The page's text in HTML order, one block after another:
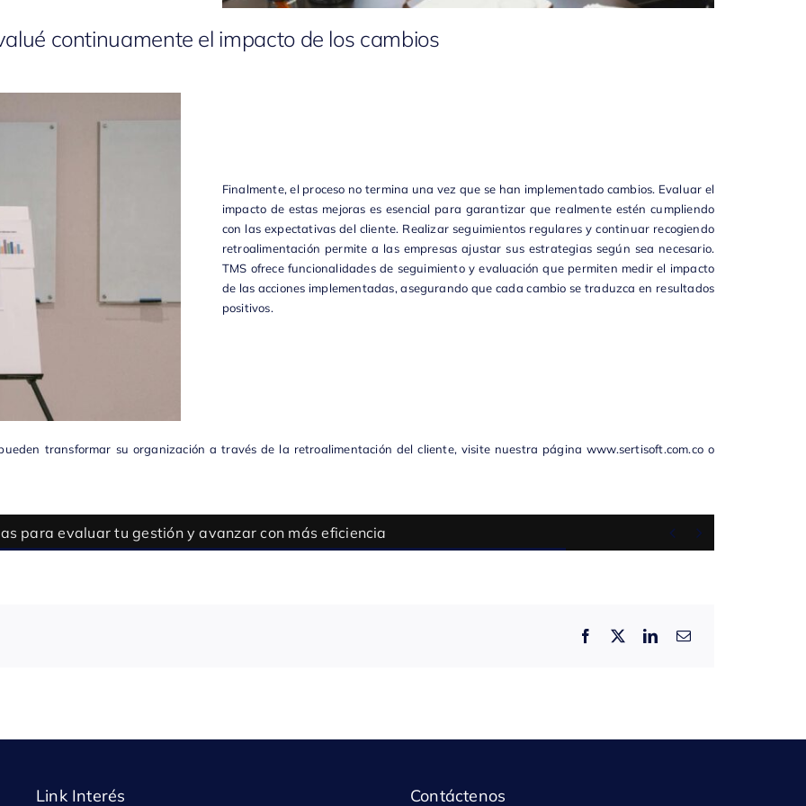
continuamente el impacto de los cambios
Finalmente, el proceso no termina una vez que se han implementado cambios. Evaluar el
impacto de estas mejoras es esencial para garantizar que realmente estén cumpliendo
con las expectativas del cliente. Realizar seguimientos regulares y continuar recogiendo
retroalimentación permite a las empresas ajustar sus estrategias según sea necesario.
TMS ofrece funcionalidades de seguimiento y evaluación que permiten medir el impacto
de las acciones implementadas, asegurando que cada cambio se traduzca en resultados
positivos.
transformar su organización a través de la retroalimentación del cliente, visite nuestra páginawww.sertisoft.com.co o
 
Link Interés Contáctenos